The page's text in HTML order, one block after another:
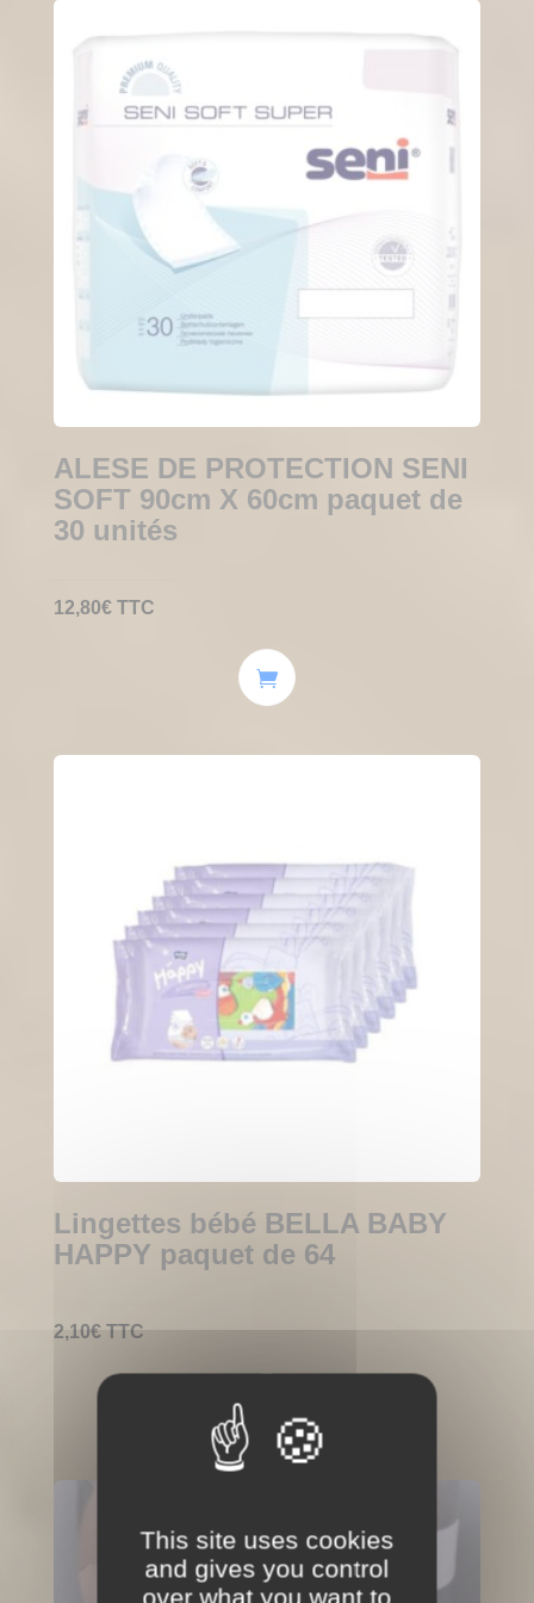
ALESE DE PROTECTION SENI
SOFT 90cm X 60cm paquet de
30 unités
12,80€ TTC
Lingettes bébé BELLA BABY
HAPPY paquet de 64
2,10€ TTC
This site uses cookies
and gives you control
over what you want to